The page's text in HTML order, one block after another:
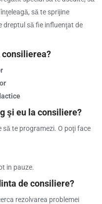
să te sprijine
dreptul să fie influenţat de
consilierea?
şi eu la consiliere?
să te programezi. O poţi face
in pauze.
de consiliere?
rezolvarea problemei